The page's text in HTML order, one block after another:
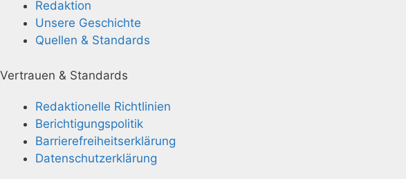
Redaktion
Unsere Geschichte
Quellen & Standards
Vertrauen & Standards
Redaktionelle Richtlinien
Berichtigungspolitik
Barrierefreiheitserklärung
Datenschutzerklärung